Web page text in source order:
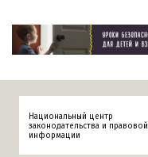
Национальный центр
законодательства и правовой
информации